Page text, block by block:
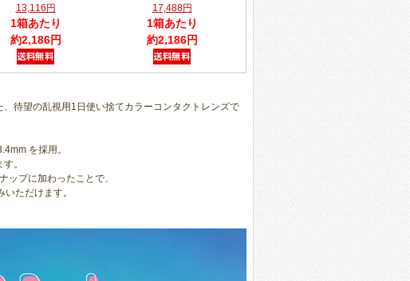
13,116円
1箱あたり
約2,186円
17,488円
1箱あたり
約2,186円
待望の乱視用1日使い捨てカラーコンタクトレンズで
を採用。
。
ップに加わったことで、
ただけます。